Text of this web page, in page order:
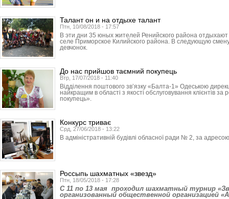
Талант он и на отдыхе талант
Птн, 10/08/2018 - 17:57
В эти дни 35 юных жителей Ренийского района отдыхают
селе Приморское Килийского района. В следующую
девчонок.
До нас прийшов таємний покупець
Втр, 17/07/2018 - 11:40
Відділення поштового зв’язку «Балта-1» Одеською
найкращим в області з якості обслуговування клієнтів
покупець».
Конкурс триває
Срд, 27/06/2018 - 13:22
В адміністративній будівлі обласної ради № 2, за
Россыпь шахматных «звезд»
Птн, 18/05/2018 - 17:28
C 11 по 13 мая проходил шахматный турнир
организованный общественной организацией